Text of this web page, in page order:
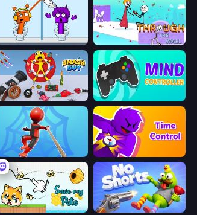
Square Punki Long Hand Through the Wall
Smash Guy: Ragdoll Punch Hero Mind Controller
Web Master Time Control!
Save My Pets No Shorts